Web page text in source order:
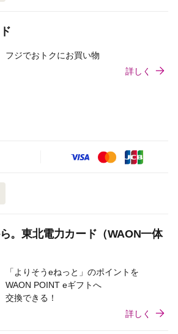
フジでおトクにお買い物
詳しく
。東北電力カード（WAON一体
「よりそうeねっと」のポイントを
WAON POINT eギフトへ
交換できる！
詳しく